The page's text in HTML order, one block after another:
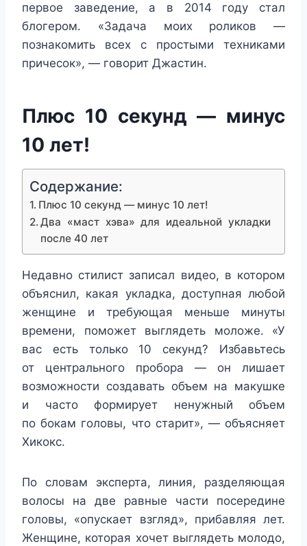
первое заведение, а в 2014 году стал
блогером. «Задача моих роликов —
познакомить всех с простыми техниками
причесок», — говорит Джастин.
Плюс 10 секунд — минус
10 лет!
Содержание:
Плюс 10 секунд — минус 10 лет!
Два «маст хэва» для идеальной укладки
после 40 лет
Недавно стилист записал видео, в котором
объяснил, какая укладка, доступная любой
женщине и требующая меньше минуты
времени, поможет выглядеть моложе. «У
вас есть только 10 секунд? Избавьтесь
от центрального пробора — он лишает
возможности создавать объем на макушке
и часто формирует ненужный объем
по бокам головы, что старит», — объясняет
Хикокс.
По словам эксперта, линия, разделяющая
волосы на две равные части посередине
головы, «опускает взгляд», прибавляя лет.
Женщине, которая хочет выглядеть молодо,